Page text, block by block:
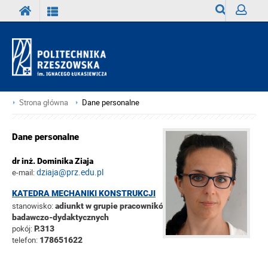
Strona główna Dane personalne
Dane personalne
dr inż. Dominika Ziaja
e-mail:dziaja@prz.edu.pl
KATEDRA MECHANIKI KONSTRUKCJI
stanowisko:adiunkt w grupie pracowników
badawczo-dydaktycznych
pokój:P.313
telefon: 178651622